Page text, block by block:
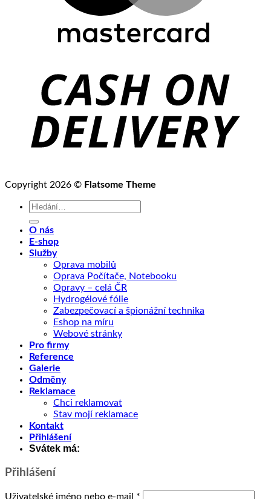
Copyright 2026 © Flatsome Theme
Hledat:
O nás
E-shop
Služby
Oprava mobilů
Oprava Počítače, Notebooku
Opravy – celá ČR
Hydrogélové fólie
Zabezpečovací a špionážní technika
Eshop na míru
Webové stránky
Pro firmy
Reference
Galerie
Odměny
Reklamace
Chci reklamovat
Stav mojí reklamace
Kontakt
Přihlášení
Svátek má:
Přihlášení
Uživatelské jméno nebo e-mail *